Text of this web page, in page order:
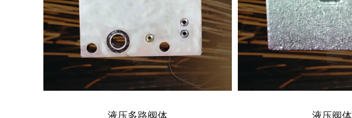
液压多路阀体 液压阀体